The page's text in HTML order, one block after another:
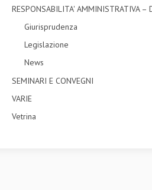
RESPONSABILITA' AMMINISTRATIVA –
Giurisprudenza
Legislazione
News
SEMINARI E CONVEGNI
VARIE
Vetrina